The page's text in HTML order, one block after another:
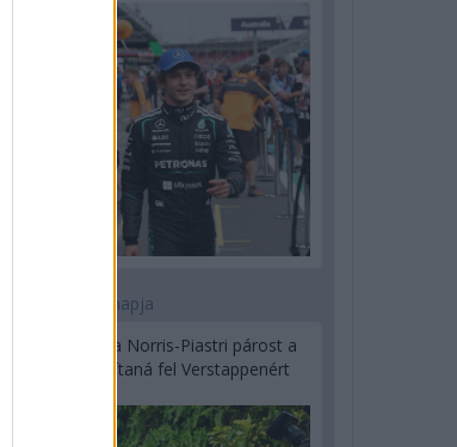
2 napja
megtartaná a Norris-Piastri párost a
nem borítaná fel Verstappenért